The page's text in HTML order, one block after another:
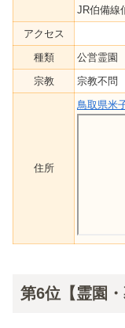
JR伯備線
アクセス
種類
公営霊園
宗教
宗教不問
住所
鳥取県米
第6位【霊園